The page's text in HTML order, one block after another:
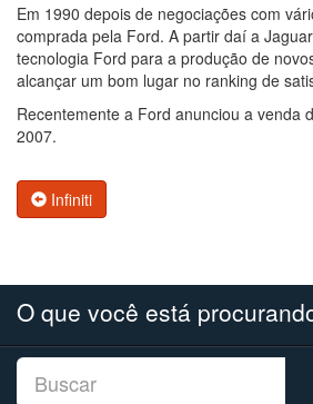
Em 1990 depois de negociações com
comprada pela Ford. A partir daí a
tecnologia Ford para a produção de
alcançar um bom lugar no ranking de
Recentemente a Ford anunciou a venda
2007.
Infiniti
O que você está